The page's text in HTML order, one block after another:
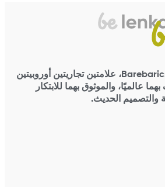
شراكة مع Be Lenka و Barebarics، علامتين تجاريتين أوروبيتين
عالميًا، والموثوق بهما للابتكار
والتصميم الحديث.